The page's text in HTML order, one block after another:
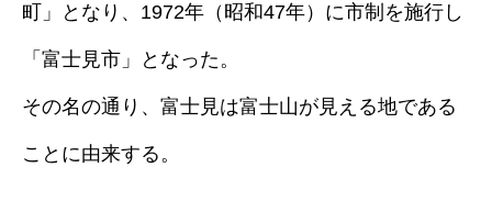
町」となり、1972年（昭和47年）に市制を施行し
「富士見市」となった。
その名の通り、富士見は富士山が見える地である
ことに由来する。